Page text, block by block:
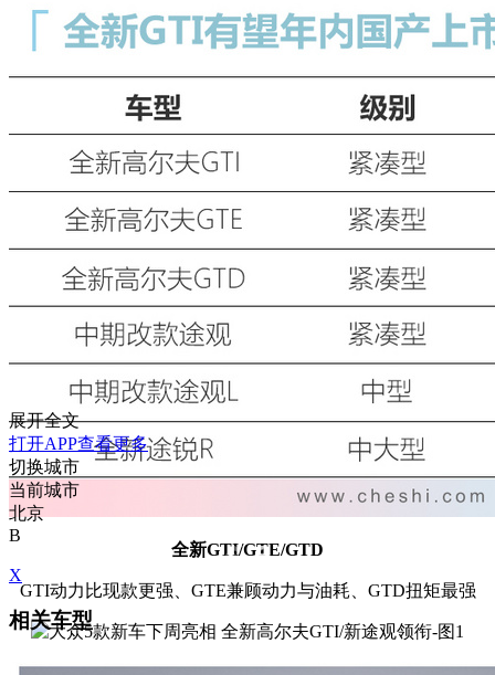
全新GTI/GTE/GTD
GTI动力比现款更强、GTE兼顾动力与油耗、GTD扭矩最强
展开全文
打开APP查看更多
切换城市
当前城市
北京
B
X
相关车型